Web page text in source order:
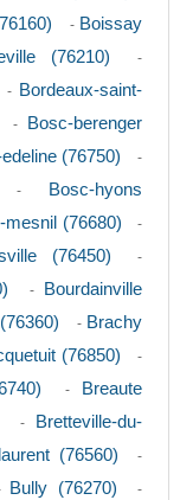
- Boissay
(76210) -
- Bordeaux-saint-
-
Bosc-berenger
(76750) -
Bosc-hyons
mesnil (76680) -
(76450) -
-
Bourdainville
- Brachy
(76850) -
-
Breaute
-
Bretteville-du-
(76560) -
Bully (76270) -